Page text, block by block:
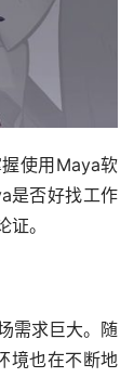
使用Maya软
是否好找工作
。
需求巨大。随
境也在不断地